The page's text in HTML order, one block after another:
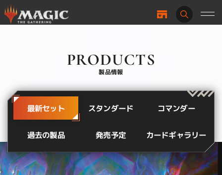
PRODUCTS
製品情報
最新セット スタンダード コマンダー
過去の製品 発売予定 カードギャラリー